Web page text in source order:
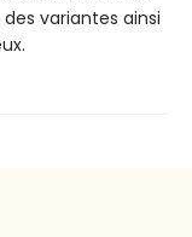
variantes ainsi